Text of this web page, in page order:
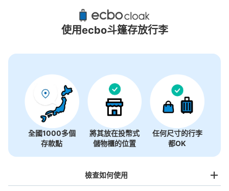
北濱站附近推薦的寄物櫃
4個投幣式置物櫃
使用ecbo斗篷存放行李
全國1000多個
存款點
將其放在投幣式
儲物櫃的位置
任何尺寸的行李
都OK
檢查如何使用